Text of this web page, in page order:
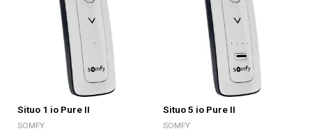
Situo 1 io Pure II
SOMFY
Situo 5 io Pure II
SOMFY